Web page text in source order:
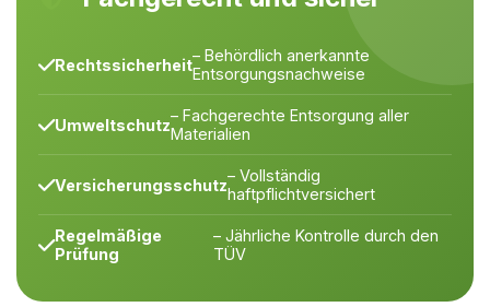
Rechtssicherheit– Behördlich anerkannte
Entsorgungsnachweise
Umweltschutz– Fachgerechte Entsorgung aller
Materialien
Versicherungsschutz– Vollständig
haftpflichtversichert
Regelmäßige
Prüfung
– Jährliche Kontrolle durch den
TÜV